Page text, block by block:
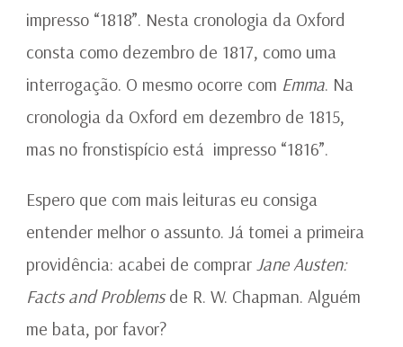
impresso “1818”. Nesta cronologia da Oxford
consta como dezembro de 1817, como uma
interrogação. O mesmo ocorre com Emma. Na
cronologia da Oxford em dezembro de 1815,
mas no fronstispício está impresso “1816”.
Espero que com mais leituras eu consiga
entender melhor o assunto. Já tomei a primeira
providência: acabei de comprar Jane Austen:
Facts and Problemsde R. W. Chapman. Alguém
me bata, por favor?